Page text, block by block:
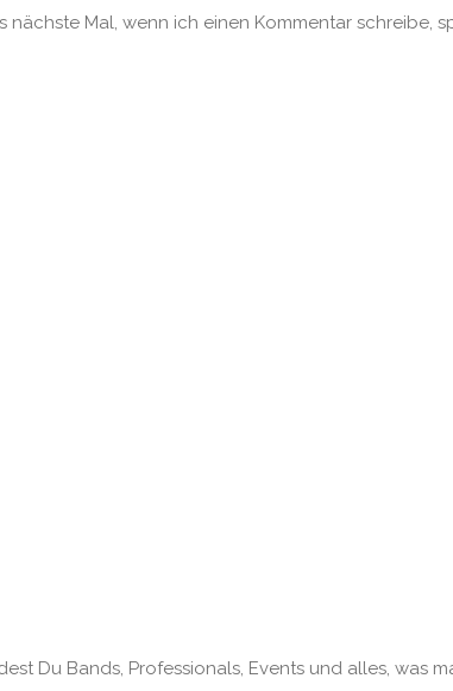
Mal, wenn ich einen Kommentar schreibe,
Du Bands, Professionals, Events und alles, was